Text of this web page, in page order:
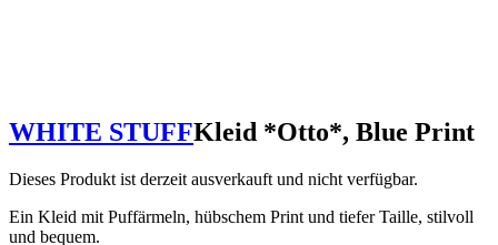
WHITE STUFFKleid *Otto*, Blue Print
Dieses Produkt ist derzeit ausverkauft und nicht verfügbar.
Ein Kleid mit Puffärmeln, hübschem Print und tiefer Taille, stilvoll
und bequem.